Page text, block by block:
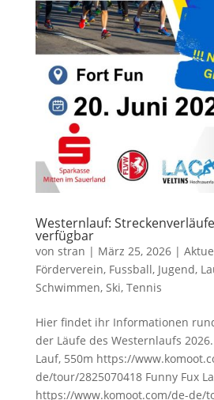
Westernlauf:
verfügbar
von stran | März 25, 2026|
Förderverein, Fussball, Jugend,
Schwimmen, Ski, Tennis
Hier findet ihr Informationen
der Läufe des Westernlaufs
Lauf, 550m https://
de/tour/2825070418 Funny Fux
https://www.komoot.com/de-de/